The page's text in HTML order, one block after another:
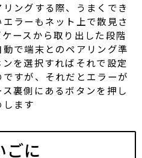
ングする際、うまくでき
ラーもネット上で散見さ
ースから取り出した段階
で端末とのペアリング準
を選択すればそれで設定
すが、それだとエラーが
裏側にあるボタンを押し
ます
ごに